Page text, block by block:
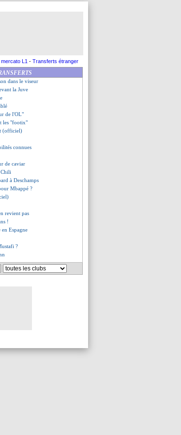
L1 - Transferts étranger
le flou
dans le viseur
la Juve
de l'OL"
les "footix"
(officiel)
connues
de caviar
à Deschamps
Mbappé ?
revient pas
!
Espagne
?
de Pogba
2019